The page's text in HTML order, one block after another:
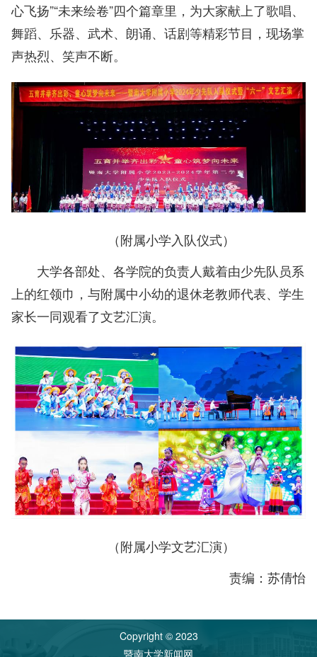
心飞扬”“未来绘卷”四个篇章里，为大家献上了歌唱、
舞蹈、乐器、武术、朗诵、话剧等精彩节目，现场掌
声热烈、笑声不断。
（附属小学入队仪式）
大学各部处、各学院的负责人戴着由少先队员系
上的红领巾，与附属中小幼的退休老教师代表、学生
家长一同观看了文艺汇演。
（附属小学文艺汇演）
责编：苏倩怡
Copyright © 2023
暨南大学新闻网